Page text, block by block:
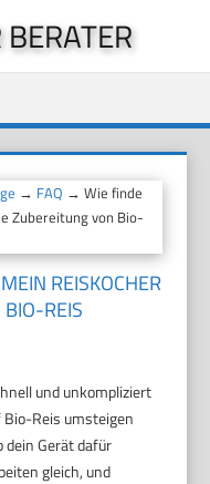
→ FAQ → Wie finde
Zubereitung von Bio-
REISKOCHER
REIS
und unkompliziert
Bio-Reis umsteigen
dein Gerät dafür
gleich, und